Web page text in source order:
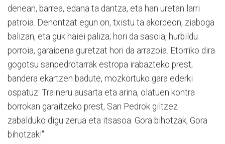
denean, barrea, edana ta dantza, eta han uretan larri
patroia. Denontzat egun on, txistu ta akordeon, ziaboga
balizan, eta guk haiei paliza; hori da sasoia, hurbildu
porroia, garaipena guretzat hori da arrazoia. Etorriko dira
gogotsu sanpedrotarrak estropa irabazteko prest;
bandera ekartzen badute, mozkortuko gara ederki
ospatuz. Traineru ausarta eta arina, olatuen kontra
borrokan garaitzeko prest, San Pedrok giltzez
zabalduko digu zerua eta itsasoa. Gora bihotzak, Gora
bihotzak!".